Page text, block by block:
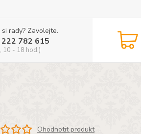
rady? Zavolejte.
782 615
10 - 18 hod.)
Ohodnotit produkt